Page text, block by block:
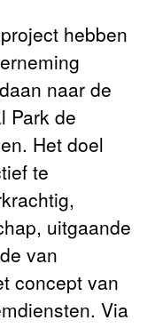
hebben
naar de
Park de
Het doel
te
uitgaande
van
concept van
Via